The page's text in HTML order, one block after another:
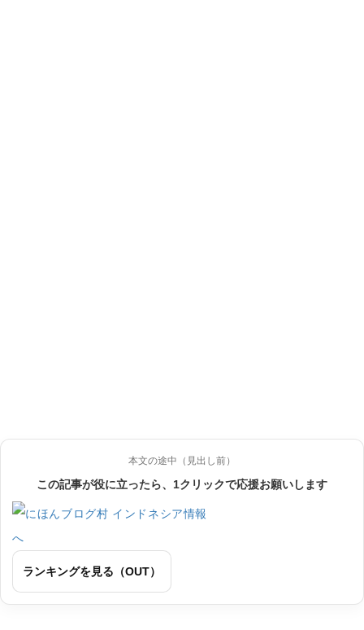
本文の途中（見出し前）
この記事が役に立ったら、1クリックで応援お願いします
ランキングを見る（OUT）